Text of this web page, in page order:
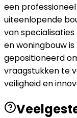
een
uiteenlopende
van
en woningbouw is
gepositioneerd
vraagstukken te
veiligheid en